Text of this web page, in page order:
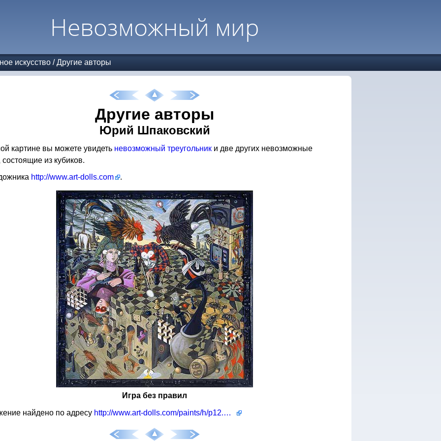
Невозможный мир
искусство /Другие авторы
Другие авторы
Юрий Шпаковский
картине вы можете увидеть невозможный треугольник и две других невозможные
из кубиков.
http://www.art-dolls.com .
Игра без правил
найдено по адресу http://www.art-dolls.com/paints/h/p12.html